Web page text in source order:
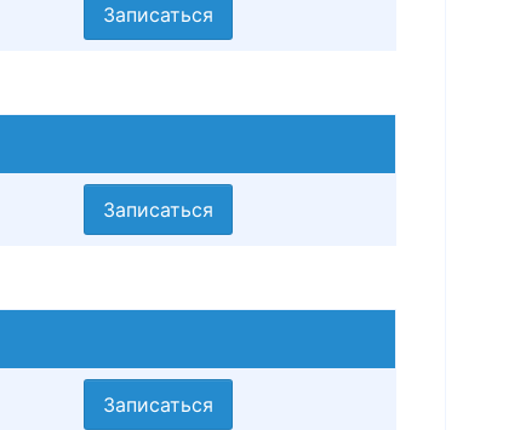
Записаться
Записаться
Записаться